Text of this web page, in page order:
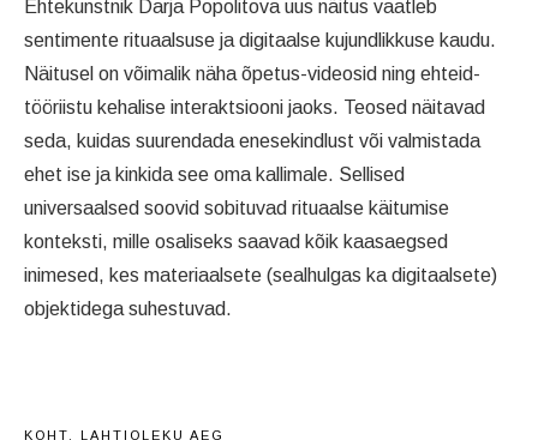
Ehtekunstnik Darja Popolitova uus näitus vaatleb
sentimente rituaalsuse ja digitaalse kujundlikkuse kaudu.
Näitusel on võimalik näha õpetus-videosid ning ehteid-
tööriistu kehalise interaktsiooni jaoks. Teosed näitavad
seda, kuidas suurendada enesekindlust või valmistada
ehet ise ja kinkida see oma kallimale. Sellised
universaalsed soovid sobituvad rituaalse käitumise
konteksti, mille osaliseks saavad kõik kaasaegsed
inimesed, kes materiaalsete (sealhulgas ka digitaalsete)
objektidega suhestuvad.
KOHT, LAHTIOLEKU AEG